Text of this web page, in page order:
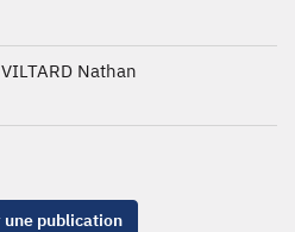
Nathan
publication